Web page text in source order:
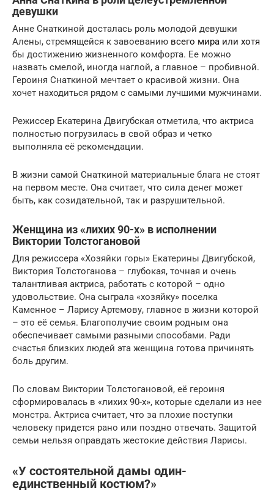
девушки
Анне Снаткиной досталась роль молодой девушки
Алены, стремящейся к завоеванию всего мира или хотя
бы достижению жизненного комфорта. Ее можно
назвать смелой, иногда наглой, а главное – пробивной.
Героиня Снаткиной мечтает о красивой жизни. Она
хочет находиться рядом с самыми лучшими мужчинами.
Режиссер Екатерина Двигубская отметила, что актриса
полностью погрузилась в свой образ и четко
выполняла её рекомендации.
В жизни самой Снаткиной материальные блага не стоят
на первом месте. Она считает, что сила денег может
быть, как созидательной, так и разрушительной.
Женщина из «лихих 90-х» в исполнении
Виктории Толстогановой
Для режиссера «Хозяйки горы» Екатерины Двигубской,
Виктория Толстоганова – глубокая, точная и очень
талантливая актриса, работать с которой – одно
удовольствие. Она сыграла «хозяйку» поселка
Каменное – Ларису Артемову, главное в жизни которой
– это её семья. Благополучие своим родным она
обеспечивает самыми разными способами. Ради
счастья близких людей эта женщина готова причинять
боль другим.
По словам Виктории Толстогановой, её героиня
сформировалась в «лихих 90-х», которые сделали из нее
монстра. Актриса считает, что за плохие поступки
человеку придется рано или поздно отвечать. Защитой
семьи нельзя оправдать жестокие действия Ларисы.
«У состоятельной дамы один-
единственный костюм?»